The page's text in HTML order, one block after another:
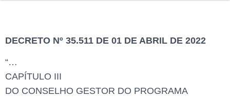
DECRETO Nº 35.511 DE 01 DE ABRIL DE 2022
“…
CAPÍTULO III
DO CONSELHO GESTOR DO PROGRAMA